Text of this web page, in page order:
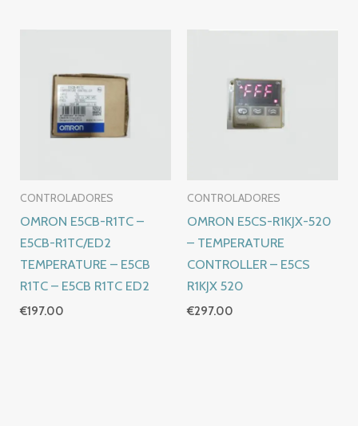
CONTROLADORES
OMRON E5CB-R1TC –
E5CB-R1TC/ED2
TEMPERATURE – E5CB
R1TC – E5CB R1TC ED2
€197.00
CONTROLADORES
OMRON E5CS-R1KJX-520
– TEMPERATURE
CONTROLLER – E5CS
R1KJX 520
€297.00